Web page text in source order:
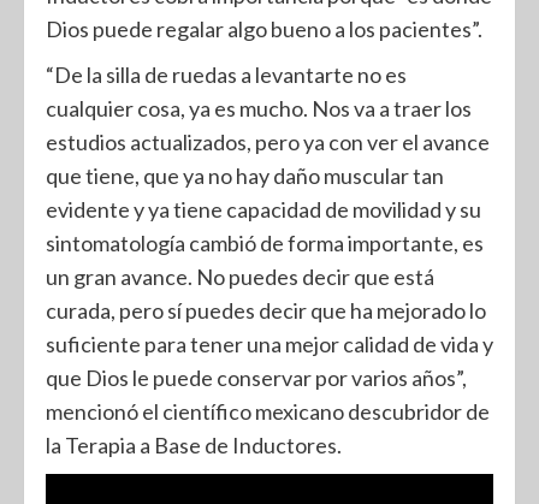
Dios puede regalar algo bueno a los pacientes”.
“De la silla de ruedas a levantarte no es
cualquier cosa, ya es mucho. Nos va a traer los
estudios actualizados, pero ya con ver el avance
que tiene, que ya no hay daño muscular tan
evidente y ya tiene capacidad de movilidad y su
sintomatología cambió de forma importante, es
un gran avance. No puedes decir que está
curada, pero sí puedes decir que ha mejorado lo
suficiente para tener una mejor calidad de vida y
que Dios le puede conservar por varios años”,
mencionó el científico mexicano descubridor de
la Terapia a Base de Inductores.